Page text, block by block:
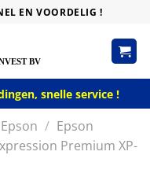
EN VOORDELIG !
snelle service !
Epson / Epson
Premium XP-